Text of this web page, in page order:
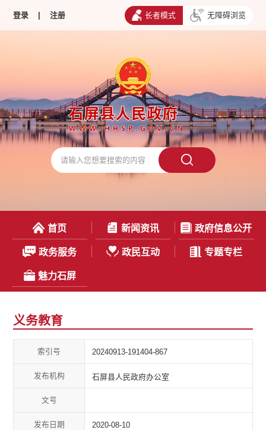
登录 | 注册 长者模式 无障碍浏览
首页 新闻资讯 政府信息公开
政务服务 政民互动 专题专栏
魅力石屏
义务教育
索引号 20240913-191404-867
发布机构 石屏县人民政府办公室
文号
发布日期 2020-08-10